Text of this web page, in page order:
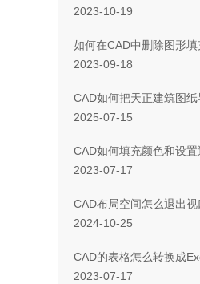
2023-10-19
2023-09-18
2025-07-15
CAD如何填充颜色和设
2023-07-17
CAD布局空间怎么退出视
2024-10-25
2023-07-17